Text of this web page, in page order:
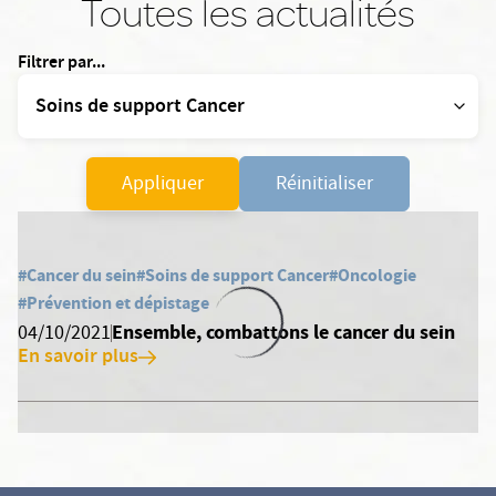
Toutes les actualités
Filtrer par...
Appliquer Réinitialiser
#Cancer du sein#Soins de support Cancer#Oncologie
#Prévention et dépistage
04/10/2021Ensemble, combattons le cancer du sein
En savoir plus